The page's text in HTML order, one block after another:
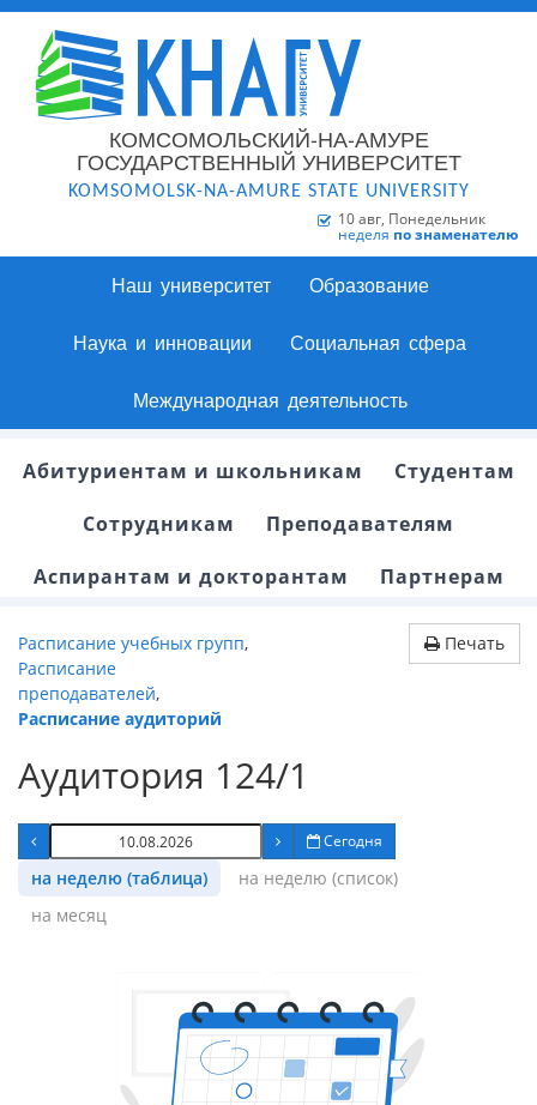
КОМСОМОЛЬСКИЙ-НА-АМУРЕ
ГОСУДАРСТВЕННЫЙ УНИВЕРСИТЕТ
KOMSOMOLSK-NA-AMURE STATE UNIVERSITY
10 авг, Понедельник
неделя по знаменателю
Наш университет Образование
Наука и инновации Социальная сфера
Международная деятельность
Абитуриентам и школьникам
Студентам
Сотрудникам
Преподавателям
Аспирантам и докторантам
Партнерам
Расписание учебных групп,
Расписание
преподавателей,
Расписание аудиторий
Печать
Аудитория 124/1
Сегодня
на неделю (таблица)
на неделю (список)
на месяц